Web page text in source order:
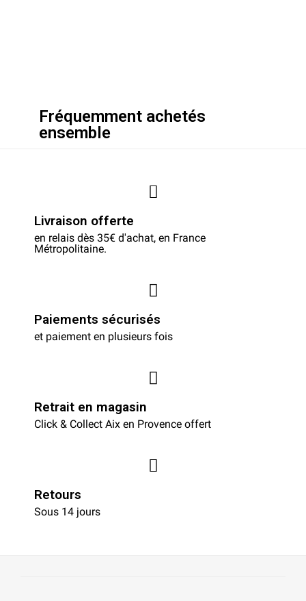
Fréquemment achetés
ensemble
Livraison offerte
en relais dès 35€ d'achat, en France
Métropolitaine.
Paiements sécurisés
et paiement en plusieurs fois
Retrait en magasin
Click & Collect Aix en Provence offert
Retours
Sous 14 jours